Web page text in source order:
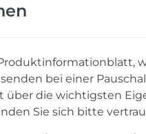
bei einer
über die wichtigsten
Sie sich bitte